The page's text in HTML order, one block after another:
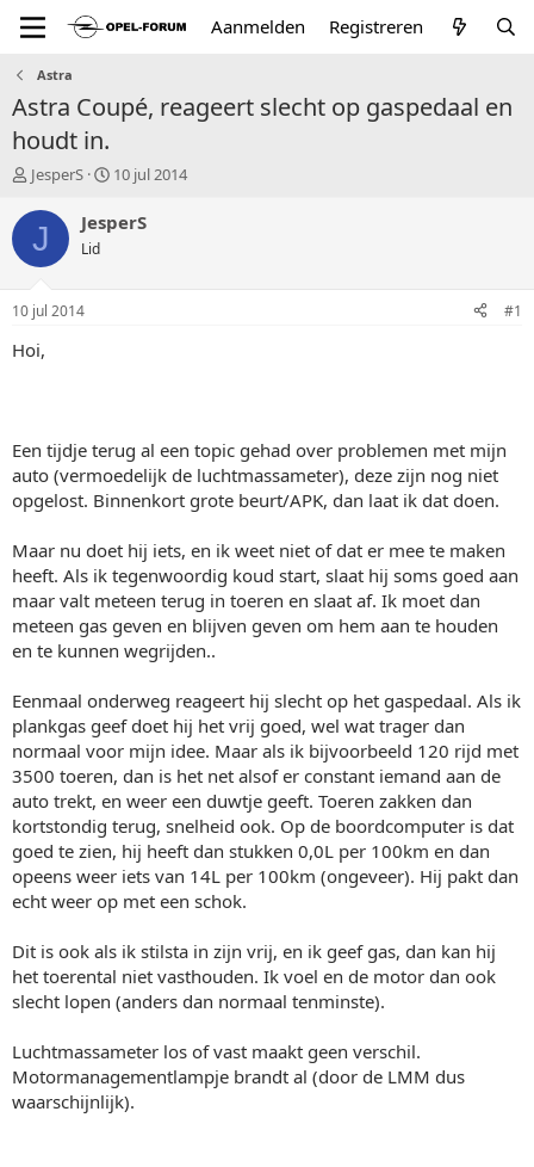
Aanmelden Registreren
Astra
Astra Coupé, reageert slecht op gaspedaal en
houdt in.
T
p
t
a
r
JesperS
S
a
10 jul 2014
J JesperS
Lid
10 jul 2014 #1
Hoi,
Een tijdje terug al een topic gehad over problemen met mijn
auto (vermoedelijk de luchtmassameter), deze zijn nog niet
opgelost. Binnenkort grote beurt/APK, dan laat ik dat doen.
Maar nu doet hij iets, en ik weet niet of dat er mee te maken
heeft. Als ik tegenwoordig koud start, slaat hij soms goed aan
maar valt meteen terug in toeren en slaat af. Ik moet dan
meteen gas geven en blijven geven om hem aan te houden
en te kunnen wegrijden..
Eenmaal onderweg reageert hij slecht op het gaspedaal. Als ik
plankgas geef doet hij het vrij goed, wel wat trager dan
normaal voor mijn idee. Maar als ik bijvoorbeeld 120 rijd met
3500 toeren, dan is het net alsof er constant iemand aan de
auto trekt, en weer een duwtje geeft. Toeren zakken dan
kortstondig terug, snelheid ook. Op de boordcomputer is dat
goed te zien, hij heeft dan stukken 0,0L per 100km en dan
opeens weer iets van 14L per 100km (ongeveer). Hij pakt dan
echt weer op met een schok.
Dit is ook als ik stilsta in zijn vrij, en ik geef gas, dan kan hij
het toerental niet vasthouden. Ik voel en de motor dan ook
slecht lopen (anders dan normaal tenminste).
Luchtmassameter los of vast maakt geen verschil.
Motormanagementlampje brandt al (door de LMM dus
waarschijnlijk).